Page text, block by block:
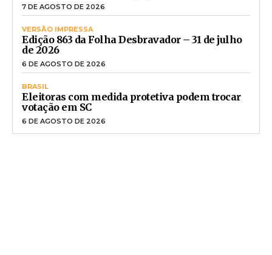
7 DE AGOSTO DE 2026
VERSÃO IMPRESSA
Edição 863 da Folha Desbravador – 31 de julho
de 2026
6 DE AGOSTO DE 2026
BRASIL
Eleitoras com medida protetiva podem trocar
votação em SC
6 DE AGOSTO DE 2026